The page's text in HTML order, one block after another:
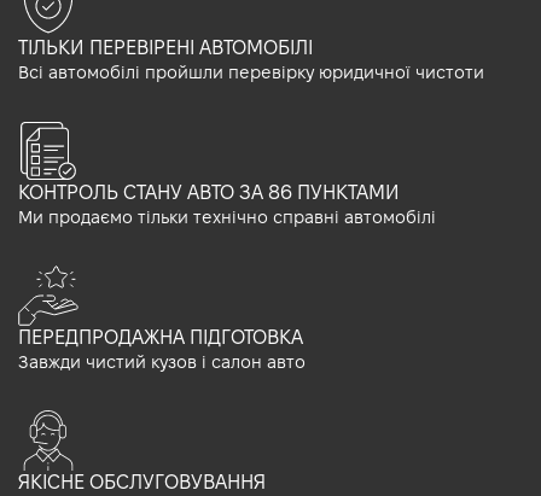
ТІЛЬКИ ПЕРЕВІРЕНІ АВТОМОБІЛІ
Всі автомобілі пройшли перевірку юридичної чистоти
КОНТРОЛЬ СТАНУ АВТО ЗА 86 ПУНКТАМИ
Ми продаємо тільки технічно справні автомобілі
ПЕРЕДПРОДАЖНА ПІДГОТОВКА
Завжди чистий кузов і салон авто
ЯКІСНЕ ОБСЛУГОВУВАННЯ